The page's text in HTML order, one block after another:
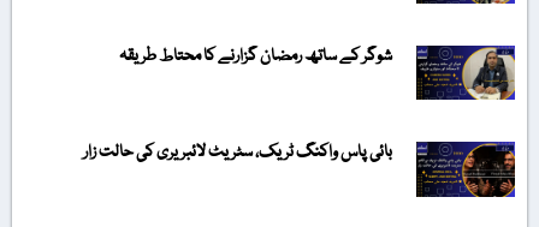
شوگر کے ساتھ رمضان گزارنے کا محتاط طریقہ
بائی پاس واکنگ ٹریک، سٹریٹ لائبریری کی حالت زار